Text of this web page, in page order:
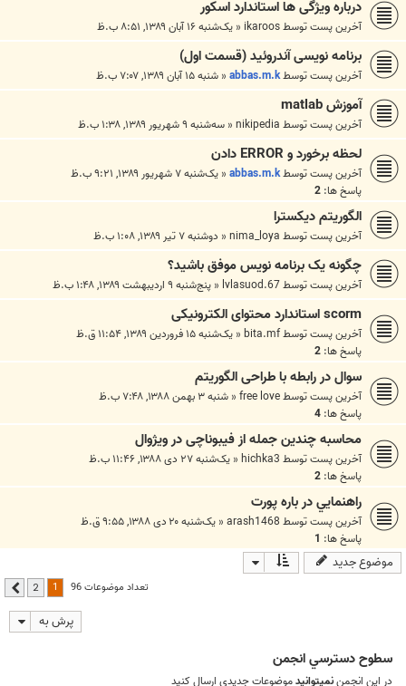
درباره ویژگی ها استاندارد اسکور
آخرین پست توسطikaroos
« یک‌شنبه ۱۶ آبان ۱۳۸۹, ۸:۵۱ ب.ظ
برنامه نویسی آندروئيد (قسمت اول)
آخرین پست توسطabbas.m.k
« شنبه ۱۵ آبان ۱۳۸۹, ۷:۰۷ ب.ظ
آموزش matlab
آخرین پست توسطnikipedia
« سه‌شنبه ۹ شهریور ۱۳۸۹, ۱:۳۸ ب.ظ
لحظه برخورد و ERROR دادن
آخرین پست توسطabbas.m.k
« یک‌شنبه ۷ شهریور ۱۳۸۹, ۹:۲۱ ب.ظ
پاسخ ها: 2
الگوریتم دیکسترا
آخرین پست توسطnima_loya
« دوشنبه ۷ تیر ۱۳۸۹, ۱:۰۸ ب.ظ
چگونه يک برنامه نويس موفق باشيد؟
آخرین پست توسطlvlasuod.67
« پنج‌شنبه ۹ اردیبهشت ۱۳۸۹, ۱:۴۸ ب.ظ
scorm استاندارد محتوای الکترونیکی
آخرین پست توسطbita.mf
« یک‌شنبه ۱۵ فروردین ۱۳۸۹, ۱۱:۵۴ ق.ظ
پاسخ ها: 2
سوال در رابطه با طراحی الگوریتم
آخرین پست توسطfree love
« شنبه ۳ بهمن ۱۳۸۸, ۷:۴۸ ب.ظ
پاسخ ها: 4
محاسبه چندین جمله از فیبوناچی در ویژوال
آخرین پست توسطhichka3
« یک‌شنبه ۲۷ دی ۱۳۸۸, ۱۱:۴۶ ب.ظ
پاسخ ها: 2
راهنمايي در باره پورت
آخرین پست توسطarash1468
« یک‌شنبه ۲۰ دی ۱۳۸۸, ۹:۵۵ ق.ظ
پاسخ ها: 1
موضوع جدید
تعداد موضوعات 96 2 بعدی
پرش به
سطوح دسترسي انجمن
در این انجمننمیتوانیدموضوعات جدیدی ارسال کنید